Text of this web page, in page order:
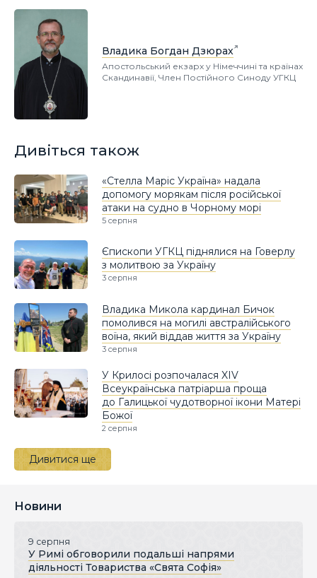
Владика Богдан Дзюрах
Апостольський екзарх у Німеччині та країнах
Скандинавії, Член Постійного Синоду УГКЦ
Дивіться також
«Стелла Маріс Україна» надала
допомогу морякам після російської
атаки на судно в Чорному морі
5 серпня
Єпископи УГКЦ піднялися на Говерлу
з молитвою за Україну
3 серпня
Владика Микола кардинал Бичок
помолився на могилі австралійського
воїна, який віддав життя за Україну
3 серпня
У Крилосі розпочалася XIV
Всеукраїнська патріарша проща
до Галицької чудотворної ікони Матері
Божої
2 серпня
Дивитися ще
Новини
9 серпня
У Римі обговорили подальші напрями
діяльності Товариства «Свята Софія»